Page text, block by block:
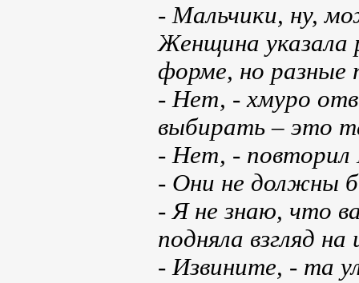
- Мальчики, ну,
Женщина указала
форме, но разные
- Нет, - хмуро
выбирать – это
- Нет, - повторил
- Они не должны
- Я не знаю, что
подняла взгляд
- Извините, - та